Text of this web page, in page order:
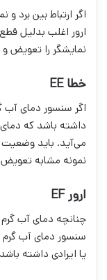
ارور اغلب بدلیل
نمایشگر را تعویض و
خطا EE
اگر سنسور دمای
داشته باشد که
می‌آید. باید وضعیت
نمونه مشابه
ارور EF
سنسور دمای آب
یا ایرادی داشته